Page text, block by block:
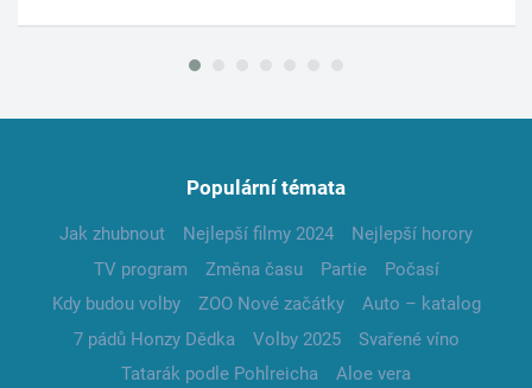
Populární témata
Jak zhubnout Nejlepší filmy 2024
Nejlepší horory
TV program
Změna času Partie
Počasí
Kdy budou volby
ZOO Nové začátky
Auto – katalog
7 pádů Honzy Dědka
Volby 2025
Svařené víno
Tatarák podle Pohlreicha
Aloe vera